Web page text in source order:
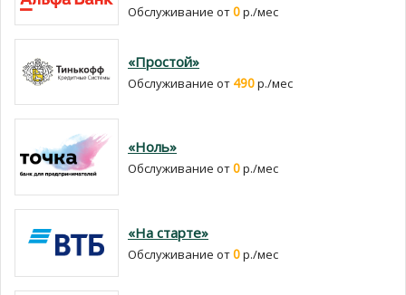
Обслуживание от0р./мес
«Простой»
Обслуживание от 490р./мес
«Ноль»
Обслуживание от0р./мес
«На старте»
Обслуживание от0р./мес